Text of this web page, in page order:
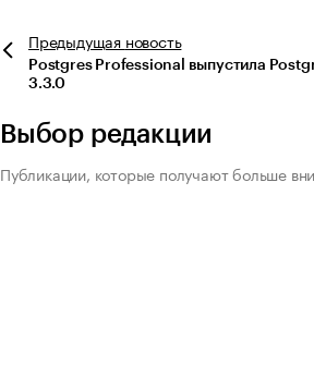
Предыдущая новость
Postgres Professional выпустила
3.3.0
Выбор редакции
Публикации, которые получают больше